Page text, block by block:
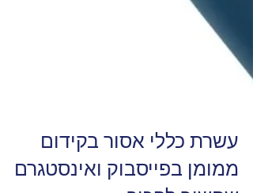
עשרת כללי אסור בקידום